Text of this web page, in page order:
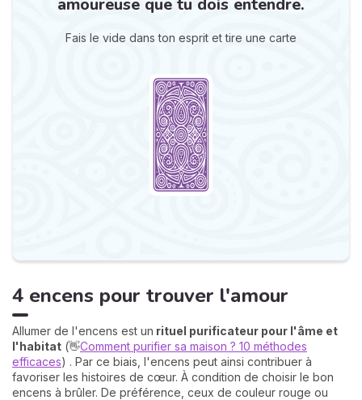
amoureuse que tu dois entendre.
Fais le vide dans ton esprit et tire une carte
4 encens pour trouver l'amour
Allumer de l'encens est un rituel purificateur pour l'âme et
l'habitat (👋Comment purifier sa maison ? 10 méthodes
efficaces) . Par ce biais, l'encens peut ainsi contribuer à
favoriser les histoires de cœur. À condition de choisir le bon
encens à brûler. De préférence, ceux de couleur rouge ou